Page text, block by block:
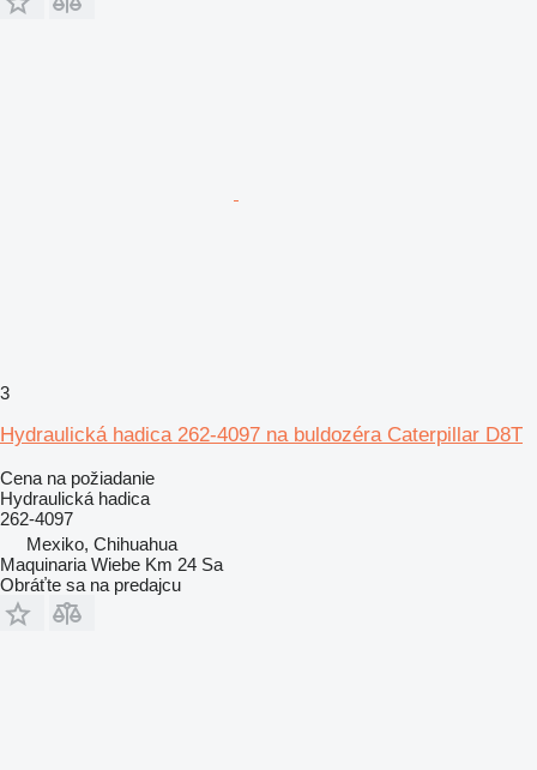
3
Hydraulická hadica 262-4097 na buldozéra Caterpillar D8T
Cena na požiadanie
Hydraulická hadica
262-4097
Mexiko, Chihuahua
Maquinaria Wiebe Km 24 Sa
Obráťte sa na predajcu